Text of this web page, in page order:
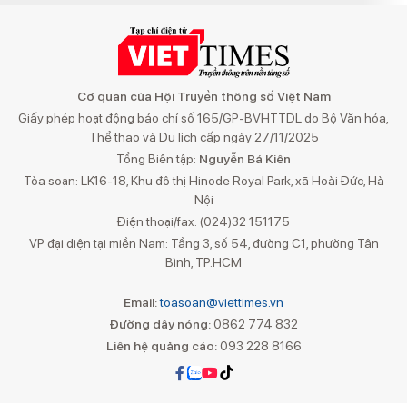
Cơ quan của Hội Truyền thông số Việt Nam
Giấy phép hoạt động báo chí số 165/GP-BVHTTDL do Bộ Văn hóa,
Thể thao và Du lịch cấp ngày 27/11/2025
Tổng Biên tập: Nguyễn Bá Kiên
Tòa soạn: LK16-18, Khu đô thị Hinode Royal Park, xã Hoài Đức, Hà
Nội
Điện thoại/fax: (024)32 151175
VP đại diện tại miền Nam: Tầng 3, số 54, đường C1, phường Tân
Bình, TP.HCM
Email:toasoan@viettimes.vn
Đường dây nóng: 0862 774 832
Liên hệ quảng cáo:093 228 8166